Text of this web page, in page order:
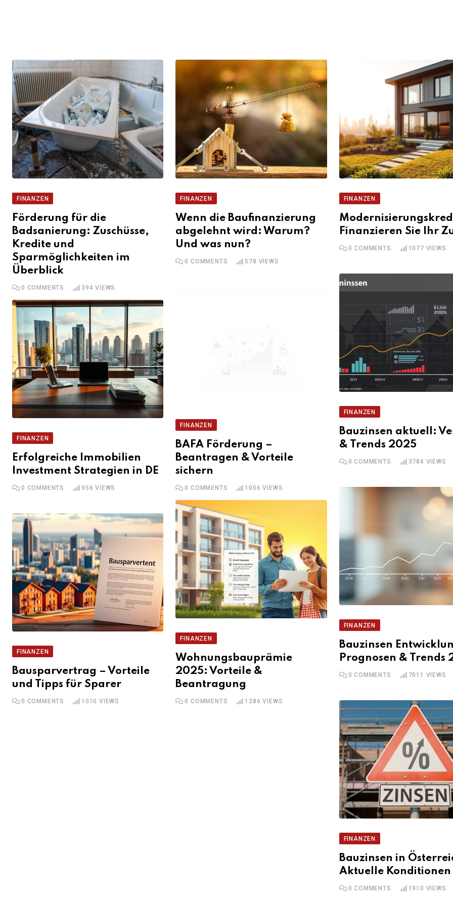
FINANZEN
Förderung für die
Badsanierung: Zuschüsse,
Kredite und
Sparmöglichkeiten im
Überblick
0 COMMENTS 394 VIEWS
FINANZEN
Wenn die Baufinanzierung
abgelehnt wird: Warum?
Und was nun?
0 COMMENTS 578 VIEWS
FINANZEN
Finanzieren Sie Ihr
0 COMMENTS 1077 VIEWS
FINANZEN
Bauzinsen aktuell:
& Trends 2025
0 COMMENTS 3784 VIEWS
FINANZEN
BAFA Förderung –
Beantragen & Vorteile
sichern
0 COMMENTS 1056 VIEWS
FINANZEN
Erfolgreiche Immobilien
Investment Strategien in DE
0 COMMENTS 956 VIEWS
FINANZEN
Bauzinsen
Prognosen & Trends
0 COMMENTS 7011 VIEWS
FINANZEN
Wohnungsbauprämie
2025: Vorteile &
Beantragung
0 COMMENTS 1286 VIEWS
FINANZEN
Bausparvertrag – Vorteile
und Tipps für Sparer
0 COMMENTS 1010 VIEWS
FINANZEN
Bauzinsen in
Aktuelle Konditionen
0 COMMENTS 1910 VIEWS